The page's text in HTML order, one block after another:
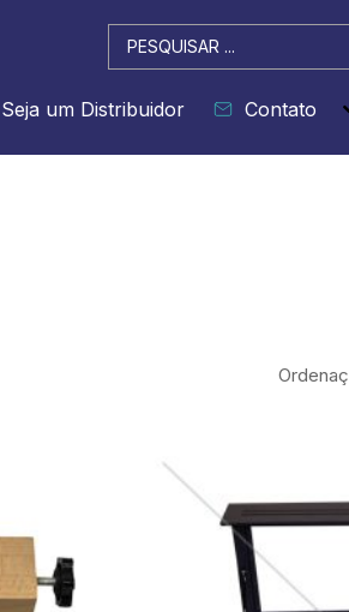
Pesquisar
...
Seja um Distribuidor Contato